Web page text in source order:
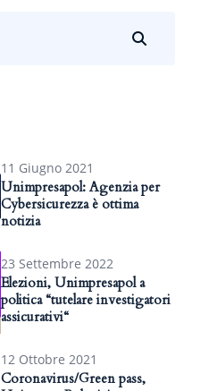
11 Giugno 2021
Unimpresapol: Agenzia per
Cybersicurezza è ottima
notizia
23 Settembre 2022
Elezioni, Unimpresapol a
politica “tutelare investigatori
assicurativi“
12 Ottobre 2021
Coronavirus/Green pass,